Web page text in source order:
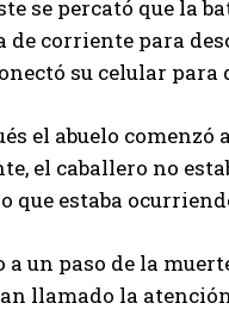
se percató que la
de corriente para
su celular para
el abuelo
el caballero no
que estaba
a un paso de la
llamado la